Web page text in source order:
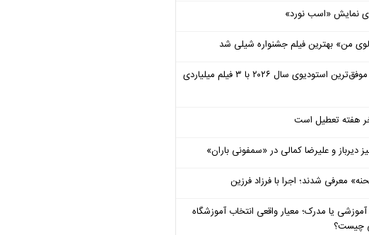
نمایش «اسب نورد»
من» بهترین فیلم جشنواره شیلی شد
یونیورسال موفق‌ترین استودیوی سال ۲۰۲۶ با ۳ فیلم میلیاردی
هفته تعطیل است
دیرباز و علیرضا کمالی در «سمفونی باران»
معرفی شدند؛ اجرا با فرزاد فرزین
آموزشی یا مدرک؛ معیار واقعی انتخاب آموزشگاه
چیست؟